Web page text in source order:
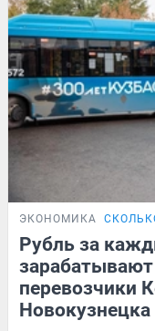
ЭКОНОМИКА
Рубль за
перевозчики
Новокузнецка